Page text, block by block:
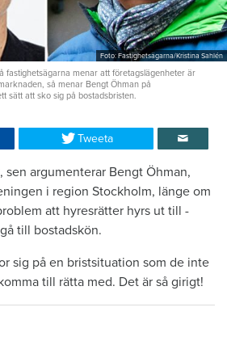
Foto: Fastighetsägarna/Kristina Sahlén
fastighetsägarna menar att företagslägenheter är
så menar Bengt Öhman på
sätt att sko sig på bostadsbristen.
Tweeta
sen argumenterar Bengt Öhman,
i region Stockholm, länge om
att hyresrätter hyrs ut till
till bostadskön.
sig på en bristsituation som de inte
till rätta med. Det är så girigt!